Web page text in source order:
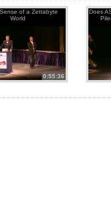
of a Zettabyte
World
0:55:36
Does